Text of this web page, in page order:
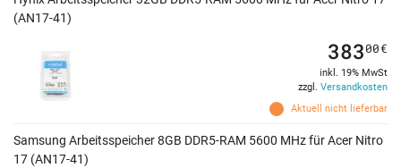
(AN17-41)
Aktuell nicht lieferbar
38300€
inkl. 19% MwSt
zzgl. Versandkosten
Samsung Arbeitsspeicher 8GB DDR5-RAM 5600 MHz für Acer Nitro
17 (AN17-41)